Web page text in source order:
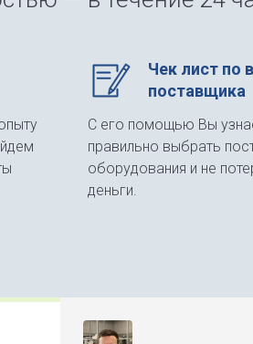
Чек лист по
поставщика
С его помощью Вы
правильно выбрать
оборудования и не
деньги.